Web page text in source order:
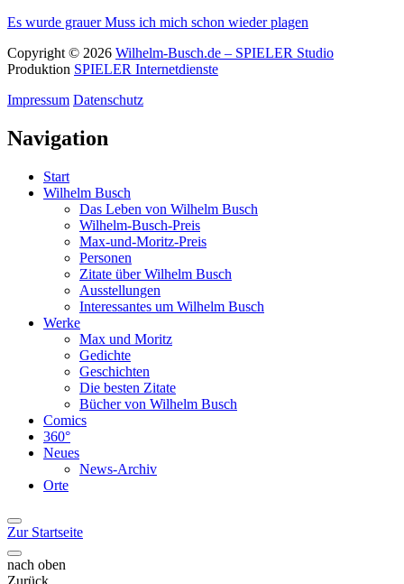
Es wurde grauer Muss ich mich schon wieder plagen
Copyright © 2026 Wilhelm-Busch.de – SPIELER Studio
Produktion SPIELER Internetdienste
Impressum Datenschutz
Navigation
Start
Wilhelm Busch
Das Leben von Wilhelm Busch
Wilhelm-Busch-Preis
Max-und-Moritz-Preis
Personen
Zitate über Wilhelm Busch
Ausstellungen
Interessantes um Wilhelm Busch
Werke
Max und Moritz
Gedichte
Geschichten
Die besten Zitate
Bücher von Wilhelm Busch
Comics
360°
Neues
News-Archiv
Orte
Zur Startseite
nach oben
Zurück